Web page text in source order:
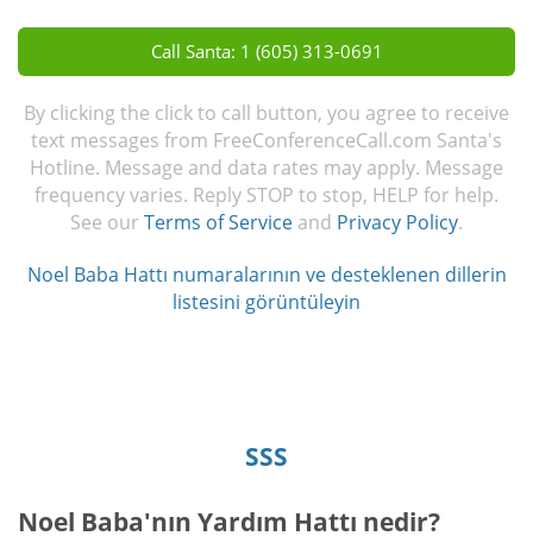
Call Santa: 1 (605) 313-0691
By clicking the click to call button, you agree to receive
text messages from FreeConferenceCall.com Santa's
Hotline. Message and data rates may apply. Message
frequency varies. Reply STOP to stop, HELP for help.
See our Terms of Service and Privacy Policy.
Noel Baba Hattı numaralarının ve desteklenen dillerin
listesini görüntüleyin
SSS
Noel Baba'nın Yardım Hattı nedir?